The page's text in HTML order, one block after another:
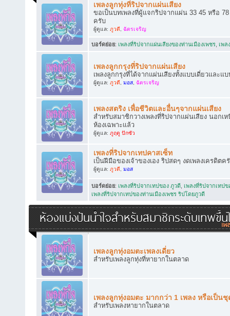
เพลงลูกทุ่งที่ริปจากแผ่นเสียง
ขอเป็นบทเพลงที่ผู้แจกริปจากแผ่น 33 45 หรือ 78
ครับ
ผู้ดูแล: ภูวดี, ฉัตรเจริญ
บอร์ดย่อย: เพลงที่ริปจากแผ่นเสียงของท่านเมืองเพชร เพล
เพลงลูกกรุงที่ริปจากแผ่นเสียง
เพลงลูกกรุงที่ได้จากแผ่นเสียงทั้งแบบเดี่ยวและแ
ผู้ดูแล: ภูวดี, มอส, ฉัตรเจริญ
เพลงสตริง เพื่อชีวิตและอื่นๆจากแผ่นเสียง
สำหรับสมาชิกวางเพลงที่ริปจากแผ่นเสียง นอกเ
ห้องเฉพาะแล้ว
ผู้ดูแล: ภูฤดู ปักซัว
เพลงที่ริปจากเทปคาสเซ็ท
เป็นฝีมือของเจ้าของเอง ริปสดๆ งดเพลงเครดิตค
ผู้ดูแล: ภูวดี, มอส
บอร์ดย่อย: เพลงที่ริปจากเทปของ ภูวดี เพลงที่ริปจากเทป
เพลงที่ริปจากเทปของท่านเมืองเพชร ริปโดยภูวดี
ห้องแบ่งปันน้ำใจสำหรับสมาชิกระดับเทพขึ้น
เพลงลูกทุ่งอมตะเพลงเดี่ยว
สำหรับเพลงลูกทุ่งที่หายากในตลาด
เพลงลูกทุ่งอมตะ มากกว่า 1 เพลง หรือเป็นชุ
สำหรับเพลงหายากในตลาด